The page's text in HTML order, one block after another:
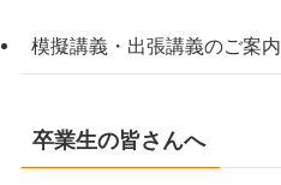
模擬講義・出張講義のご案内
卒業生の皆さんへ